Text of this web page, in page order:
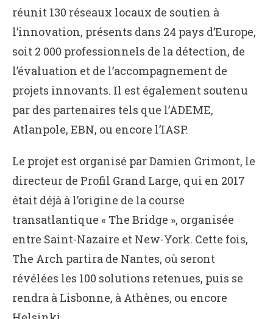
réunit 130 réseaux locaux de soutien à
l’innovation, présents dans 24 pays d’Europe,
soit 2 000 professionnels de la détection, de
l’évaluation et de l’accompagnement de
projets innovants. Il est également soutenu
par des partenaires tels que l’ADEME,
Atlanpole, EBN, ou encore l’IASP.
Le projet est organisé par Damien Grimont, le
directeur de Profil Grand Large, qui en 2017
était déjà à l’origine de la course
transatlantique « The Bridge », organisée
entre Saint-Nazaire et New-York. Cette fois,
The Arch partira de Nantes, où seront
révélées les 100 solutions retenues, puis se
rendra à Lisbonne, à Athènes, ou encore